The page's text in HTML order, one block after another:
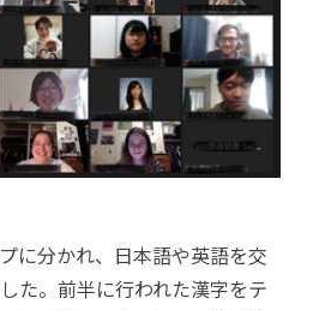
に分かれ、日本語や英語を交
た。前半に行われた漢字をテ